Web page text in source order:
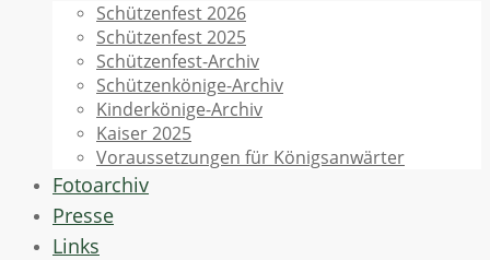
Schützenfest 2026
Schützenfest 2025
Schützenfest-Archiv
Schützenkönige-Archiv
Kinderkönige-Archiv
Kaiser 2025
Voraussetzungen für Königsanwärter
Fotoarchiv
Presse
Links